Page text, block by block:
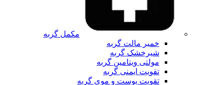
مکمل گربه
خمیر مالت گربه
شیرخشک گربه
مولتی ویتامین گربه
تقویت ایمنی گربه
تقویت پوست و موی گربه